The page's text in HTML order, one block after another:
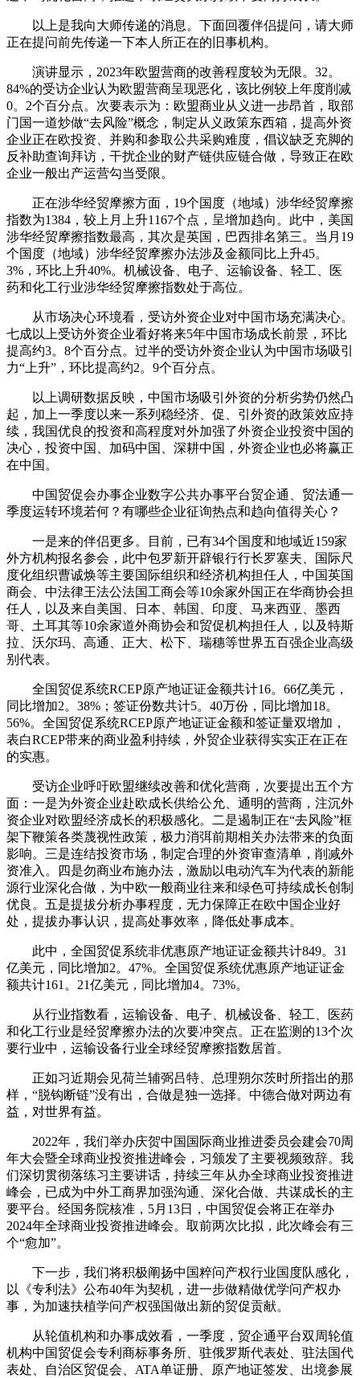
以上是我向大师传递的消息。下面回覆伴侣提问，请大师
正在提问前先传递一下本人所正在的旧事机构。
演讲显示，2023年欧盟营商的改善程度较为无限。32。
84%的受访企业认为欧盟营商呈现恶化，该比例较上年度削减
0。2个百分点。次要表示为：欧盟商业从义进一步昂首，取部
门国一道炒做“去风险”概念，制定从义政策东西箱，提高外资
企业正在欧投资、并购和参取公共采购难度，倡议缺乏充脚的
反补助查询拜访，干扰企业的财产链供应链合做，导致正在欧
企业一般出产运营勾当受限。
正在涉华经贸摩擦方面，19个国度（地域）涉华经贸摩擦
指数为1384，较上月上升1167个点，呈增加趋向。此中，美国
涉华经贸摩擦指数最高，其次是英国，巴西排名第三。当月19
个国度（地域）涉华经贸摩擦办法涉及金额同比上升45。
3%，环比上升40%。机械设备、电子、运输设备、轻工、医
药和化工行业涉华经贸摩擦指数处于高位。
从市场决心环境看，受访外资企业对中国市场充满决心。
七成以上受访外资企业看好将来5年中国市场成长前景，环比
提高约3。8个百分点。过半的受访外资企业认为中国市场吸引
力“上升”，环比提高约2。9个百分点。
以上调研数据反映，中国市场吸引外资的分析劣势仍然凸
起，加上一季度以来一系列稳经济、促、引外资的政策效应持
续，我国优良的投资和高程度对外加强了外资企业投资中国的
决心，投资中国、加码中国、深耕中国，外资企业也必将赢正
在中国。
中国贸促会办事企业数字公共办事平台贸企通、贸法通一
季度运转环境若何？有哪些企业征询热点和趋向值得关心？
一是来的伴侣更多。目前，已有34个国度和地域近159家
外方机构报名参会，此中包罗新开辟银行行长罗塞夫、国际尺
度化组织曹诚焕等主要国际组织和经济机构担任人，中国英国
商会、中法律王法公法国工商会等10余家外国正在华商协会担
任人，以及来自美国、日本、韩国、印度、马来西亚、墨西
哥、土耳其等10余家道外商协会和贸促机构担任人，以及特斯
拉、沃尔玛、高通、正大、松下、瑞穗等世界五百强企业高级
别代表。
全国贸促系统RCEP原产地证证金额共计16。66亿美元，
同比增加2。38%；签证份数共计5。40万份，同比增加18。
56%。全国贸促系统RCEP原产地证证金额和签证量双增加，
表白RCEP带来的商业盈利持续，外贸企业获得实实正在正在
的实惠。
受访企业呼吁欧盟继续改善和优化营商，次要提出五个方
面：一是为外资企业赴欧成长供给公允、通明的营商，注沉外
资企业对欧盟经济成长的积极感化。二是遏制正在“去风险”框
架下鞭策各类蔑视性政策，极力消弭前期相关办法带来的负面
影响。三是连结投资市场，制定合理的外资审查清单，削减外
资准入。四是勿商业布施办法，激励以电动汽车为代表的新能
源行业深化合做，为中欧一般商业往来和绿色可持续成长创制
优良。五是提拔分析办事程度，无力保障正在欧中国企业好
处，提拔办事认识，提高处事效率，降低处事成本。
此中，全国贸促系统非优惠原产地证证金额共计849。31
亿美元，同比增加2。47%。全国贸促系统优惠原产地证证金
额共计161。21亿美元，同比增加4。73%。
从行业指数看，运输设备、电子、机械设备、轻工、医药
和化工行业是经贸摩擦办法的次要冲突点。正在监测的13个次
要行业中，运输设备行业全球经贸摩擦指数居首。
正如习近期会见荷兰辅弼吕特、总理朔尔茨时所指出的那
样，“脱钩断链”没有出，合做是独一选择。中德合做对两边有
益，对世界有益。
2022年，我们举办庆贺中国国际商业推进委员会建会70周
年大会暨全球商业投资推进峰会，习颁发了主要视频致辞。我
们深切贯彻落练习主要讲话，持续三年从办全球商业投资推进
峰会，已成为中外工商界加强沟通、深化合做、共谋成长的主
要平台。经国务院核准，5月13日，中国贸促会将正在举办
2024年全球商业投资推进峰会。取前两次比拟，此次峰会有三
个“愈加”。
下一步，我们将积极阐扬中国粹问产权行业国度队感化，
以《专利法》公布40年为契机，进一步做精做优学问产权办
事，为加速扶植学问产权强国做出新的贸促贡献。
从轮值机构和办事成效看，一季度，贸企通平台双周轮值
机构中国贸促会专利商标事务所、驻俄罗斯代表处、驻法国代
表处、自治区贸促会、ATA单证册、原产地证签发、出境参展